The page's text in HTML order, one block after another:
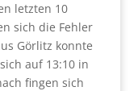
letzten 10
sich die Fehler
Görlitz konnte
auf 13:10 in
fingen sich